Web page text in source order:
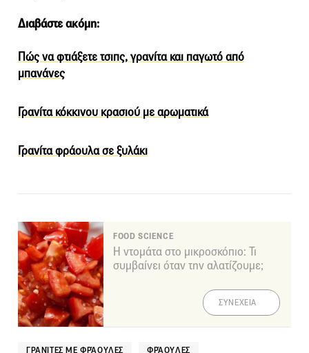
Διαβάστε ακόμη:
Πώς να φτιάξετε τσιπς, γρανίτα και παγωτό από
μπανάνες
Γρανίτα κόκκινου κρασιού με αρωματικά
Γρανίτα φράουλα σε ξυλάκι
FOOD SCIENCE
Η ντομάτα στο μικροσκόπιο: Τι
συμβαίνει όταν την αλατίζουμε;
ΣΥΝΕΧΕΙΑ
ΓΡΑΝΊΤΕΣ ΜΕ ΦΡΆΟΥΛΕΣ ΦΡΆΟΥΛΕΣ